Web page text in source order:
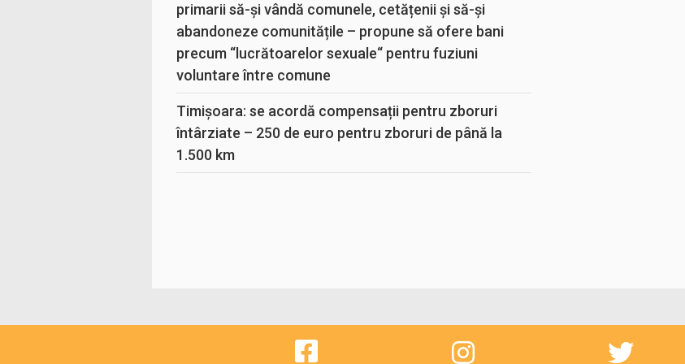
primarii să-și vândă comunele, cetățenii și să-și
abandoneze comunitățile – propune să ofere bani
precum “lucrătoarelor sexuale“ pentru fuziuni
voluntare între comune
Timișoara: se acordă compensații pentru zboruri
întârziate – 250 de euro pentru zboruri de până la
1.500 km